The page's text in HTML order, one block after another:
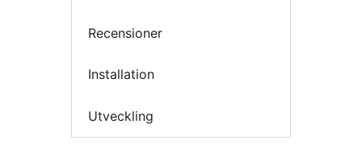
Recensioner
Installation
Utveckling